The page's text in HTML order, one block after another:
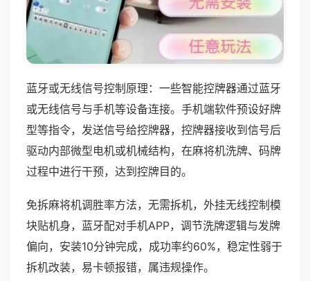
蓝牙或无线信号控制原理：一些智能控牌器通过蓝牙
或无线信号与手机等设备连接。手机端软件预设好牌
型等指令，发送信号给控牌器，控牌器接收到信号后
驱动内部微型电机或机械结构，在麻将机洗牌、码牌
过程中进行干预，达到控牌目的。
免拆麻将机调胜率方法，无需拆机，外挂无线控制模
块贴机身，蓝牙配对手机APP，调节洗牌逻辑与发牌
偏向，安装10分钟完成，成功率约60%，稳定性弱于
拆机改装，易卡顿报错，属违规操作。